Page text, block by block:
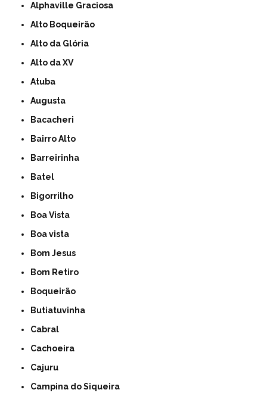
Alphaville Graciosa
Alto Boqueirão
Alto da Glória
Alto da XV
Atuba
Augusta
Bacacheri
Bairro Alto
Barreirinha
Batel
Bigorrilho
Boa Vista
Boa vista
Bom Jesus
Bom Retiro
Boqueirão
Butiatuvinha
Cabral
Cachoeira
Cajuru
Campina do Siqueira